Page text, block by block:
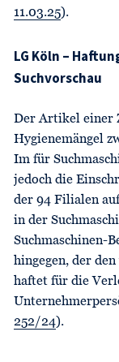
11.03.25).
LG Köln –
Suchvorschau
Der Artikel einer
Hygienemängel
Im für
jedoch die
der 94 Filialen
in der
Suchmaschinen-
hingegen, der
haftet für die
252/24).